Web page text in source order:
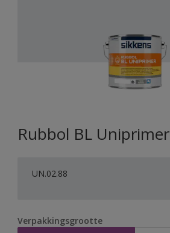
Rubbol BL Uniprimer
UN.02.88
Verpakkingsgrootte